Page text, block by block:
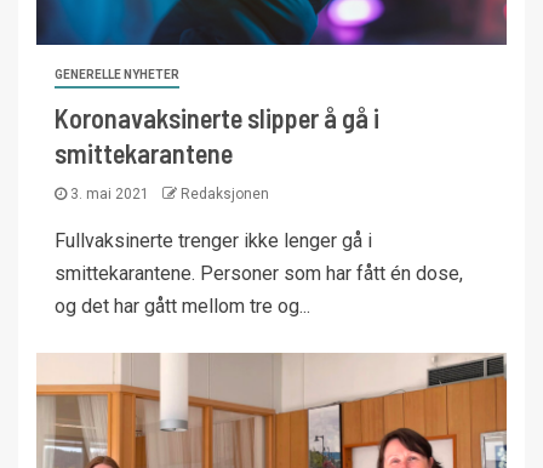
GENERELLE NYHETER
Koronavaksinerte slipper å gå i
smittekarantene
3. mai 2021 Redaksjonen
Fullvaksinerte trenger ikke lenger gå i
smittekarantene. Personer som har fått én dose,
og det har gått mellom tre og...